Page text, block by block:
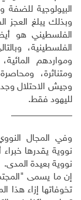
وبذلك يبلغ العجز
الفلسطيني هو أيضا
الفلسطينية،
ومواردهم
ومتناثرة،
وجيش الاحتلال
لليهود فقط.
_____________
وفي المجال
نووية بعيدة المدى.
إن ما يسمى
تخوفاتها إزاء هذا